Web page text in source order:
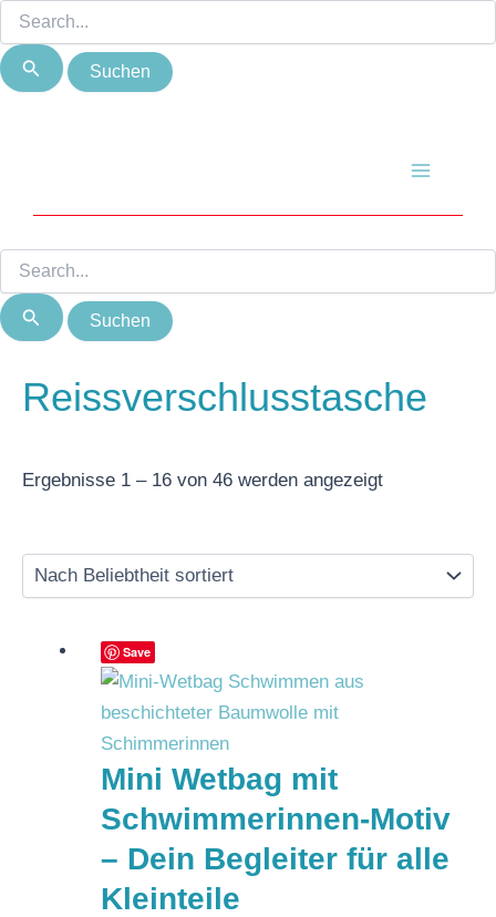
Zum
Inhalt
springen
nach:
nach:
Reissverschlusstasche
Ergebnisse 1 – 16 von 46 werden angezeigt
Beliebtheit
Save
Mini Wetbag mit
Schwimmerinnen-Motiv
– Dein Begleiter für alle
Kleinteile